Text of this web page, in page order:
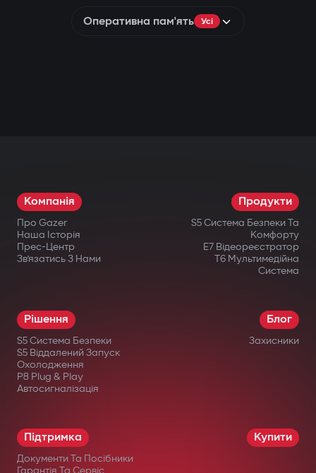
Оперативна пам'ять Усі
Компанія
Про Gazer
Наша Історія
Прес-Центр
Зв’язатись З Нами
Продукти
S5 Система Безпеки Та
Комфорту
E7 Відеореєстратор
T6 Мультимедійна
Система
Рішення
S5 Система Безпеки
S5 Віддалений Запуск
Охолодження
P8 Plug & Play
Автосигналізація
Блог
Захисники
Підтримка
Документи Та Посібники
Гарантія Та Сервіс
Купити